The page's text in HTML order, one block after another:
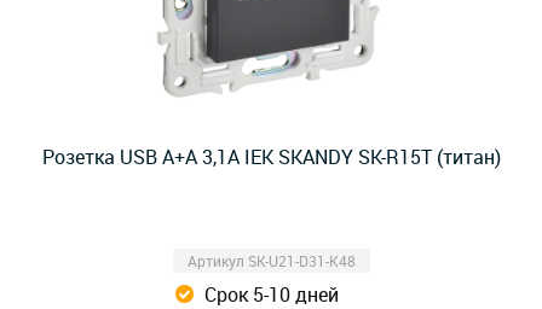
Розетка USB A+A 3,1А IEK SKANDY SK-R15T (титан)
Артикул SK-U21-D31-K48
Срок 5-10 дней